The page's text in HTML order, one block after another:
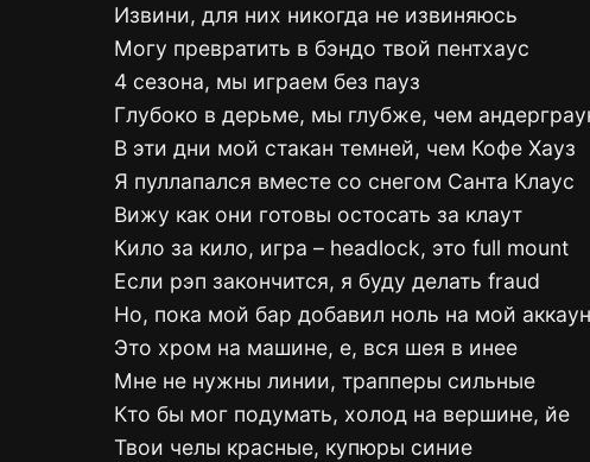
Извини, для них никогда не извиняюсь
Могу превратить в бэндо твой пентхаус
4 сезона, мы играем без пауз
Глубоко в дерьме, мы глубже, чем
В эти дни мой стакан темней, чем Кофе Хауз
Я пуллапался вместе со снегом Санта Клаус
Вижу как они готовы остосать за клаут
Кило за кило, игра – headlock, это full mount
Если рэп закончится, я буду делать fraud
Но, пока мой бар добавил ноль на мой
Это хром на машине, е, вся шея в инее
Мне не нужны линии, трапперы сильные
Кто бы мог подумать, холод на вершине, йе
Твои челы красные, купюры синие